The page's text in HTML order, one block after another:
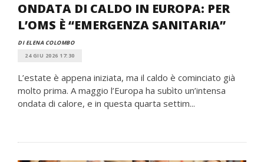
ONDATA DI CALDO IN EUROPA: PER
L’OMS È “EMERGENZA SANITARIA”
DI ELENA COLOMBO
24 GIU 2026 17:30
L’estate è appena iniziata, ma il caldo è cominciato già
molto prima. A maggio l’Europa ha subìto un’intensa
ondata di calore, e in questa quarta settim...